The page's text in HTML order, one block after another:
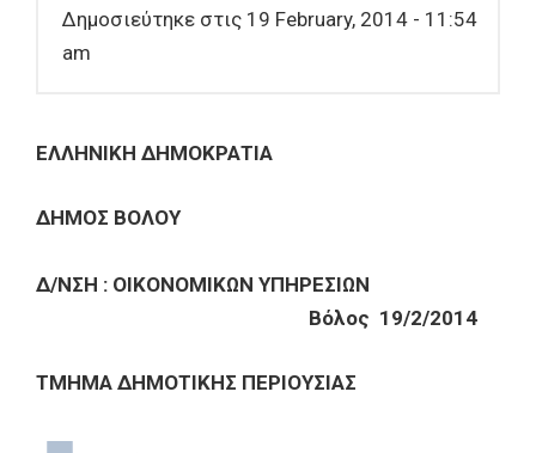
Δημοσιεύτηκε στις 19 February, 2014 - 11:54
am
ΕΛΛΗΝΙΚΗ ΔΗΜΟΚΡΑΤΙΑ
ΔΗΜΟΣ ΒΟΛΟΥ
Δ/ΝΣΗ : ΟΙΚΟΝΟΜΙΚΩΝ ΥΠΗΡΕΣΙΩΝ
Βόλος 19/2/2014
ΤΜΗΜΑ ΔΗΜΟΤΙΚΗΣ ΠΕΡΙΟΥΣΙΑΣ